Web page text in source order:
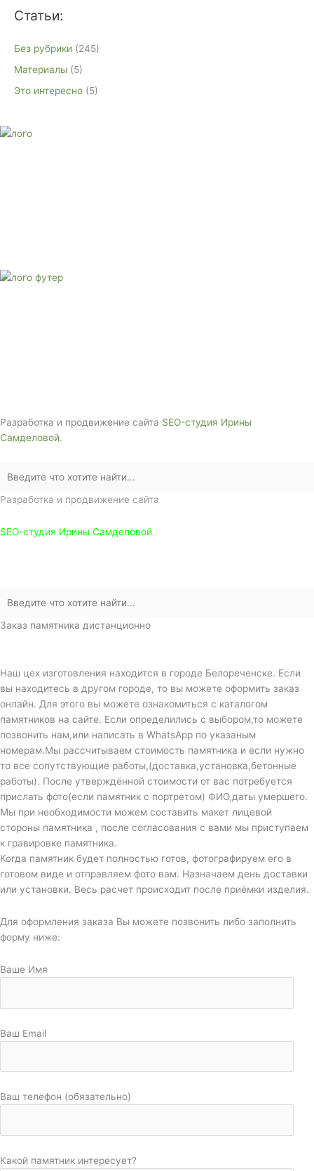
Статьи:
Без рубрики (245)
Материалы (5)
Это интересно (5)
Разработка и продвижение сайта SEO-студия Ирины
Самделовой.
Разработка и продвижение сайта
SEO-студия Ирины Самделовой.
Заказ памятника дистанционно
Наш цех изготовления находится в городе Белореченске. Если
вы находитесь в другом городе, то вы можете оформить заказ
онлайн. Для этого вы можете ознакомиться с каталогом
памятников на сайте. Если определились с выбором,то можете
позвонить нам,или написать в WhatsApp по указаным
номерам.Мы рассчитываем стоимость памятника и если нужно
то все сопутствующие работы,(доставка,установка,бетонные
работы). После утверждённой стоимости от вас потребуется
прислать фото(если памятник с портретом) ФИО,даты умершего.
Мы при необходимости можем составить макет лицевой
стороны памятника , после согласования с вами мы приступаем
к гравировке памятника.
Когда памятник будет полностью готов, фотографируем его в
готовом виде и отправляем фото вам. Назначаем день доставки
или установки. Весь расчет происходит после приёмки изделия.
Для оформления заказа Вы можете позвонить либо заполнить
форму ниже:
Ваше Имя
Ваш Email
Ваш телефон (обязательно)
Какой памятник интересует?